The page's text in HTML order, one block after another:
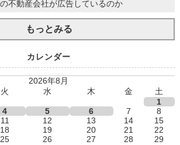
不動産会社が広告しているのか
もっとみる
カレンダー
2026年8月
火 水 木 金
土
1
4 5 6 7
8
11 12 13 14
15
18 19 20 21
22
25 26 27 28
29